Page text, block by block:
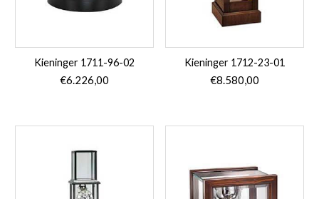
Kieninger 1711-96-02
€6.226,00
Kieninger 1712-23-01
€8.580,00